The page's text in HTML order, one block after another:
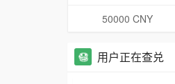
50000 CNY
用户正在查兑